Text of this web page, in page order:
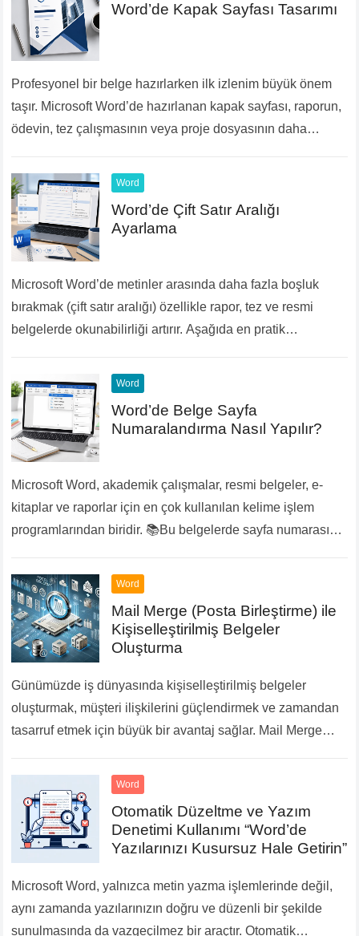
Word’de Kapak Sayfası Tasarımı
Profesyonel bir belge hazırlarken ilk izlenim büyük önem
taşır. Microsoft Word’de hazırlanan kapak sayfası, raporun,
ödevin, tez çalışmasının veya proje dosyasının daha
kapak… Devamını Oku...
Word
Word’de Çift Satır Aralığı
Ayarlama
Microsoft Word’de metinler arasında daha fazla boşluk
bırakmak (çift satır aralığı) özellikle rapor, tez ve resmi
belgelerde okunabilirliği artırır. Aşağıda en pratik
Word
Word’de Belge Sayfa
Numaralandırma Nasıl Yapılır?
Microsoft Word, akademik çalışmalar, resmi belgeler, e-
kitaplar ve raporlar için en çok kullanılan kelime işlem
programlarından biridir. 📚Bu belgelerde sayfa numarası
büyük önem… Devamını Oku...
Word
Mail Merge (Posta Birleştirme) ile
Kişiselleştirilmiş Belgeler
Oluşturma
Günümüzde iş dünyasında kişiselleştirilmiş belgeler
oluşturmak, müşteri ilişkilerini güçlendirmek ve zamandan
tasarruf etmek için büyük bir avantaj sağlar. Mail Merge
programlarla kullanılarak,…
Word
Otomatik Düzeltme ve Yazım
Denetimi Kullanımı “Word’de
Yazılarınızı Kusursuz Hale Getirin”
Microsoft Word, yalnızca metin yazma işlemlerinde değil,
aynı zamanda yazılarınızın doğru ve düzenli bir şekilde
sunulmasında da vazgeçilmez bir araçtır. Otomatik